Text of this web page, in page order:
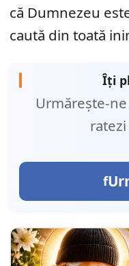
că Dumnezeu
caută din toată
Îți
Urmărește-